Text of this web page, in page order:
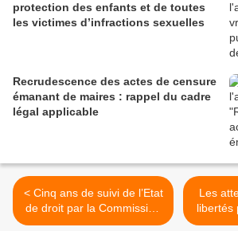
protection des enfants et de toutes
les victimes d’infractions sexuelles
Recrudescence des actes de censure
émanant de maires : rappel du cadre
légal applicable
< Cinq ans de suivi de l’Etat
de droit par la Commission
européenne : Bilan et
Les
libertés
des